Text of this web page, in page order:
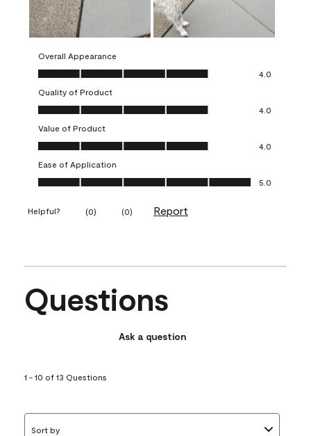
Overall Appearance
Overall Appearance, 4.0 out of 5
4.0
Quality of Product
Quality of Product, 4.0 out of 5
4.0
Value of Product
Value of Product, 4.0 out of 5
4.0
Ease of Application
Ease of Application, 5.0 out of 5
5.0
Helpful? (0) (0) Report
Questions
Ask a question
1 - 10 of 13 Questions
Sort by